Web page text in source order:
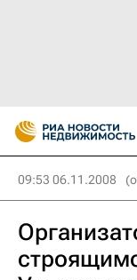
09:53 06.11.2008